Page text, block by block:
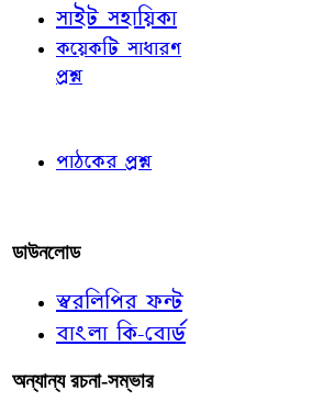
সাইট সহায়িকা
কয়েকটি সাধারণ
প্রশ্ন
পাঠকের প্রশ্ন
ডাউনলোড
স্বরলিপির ফন্ট
বাংলা কি-বোর্ড
অন্যান্য রচনা-সম্ভার